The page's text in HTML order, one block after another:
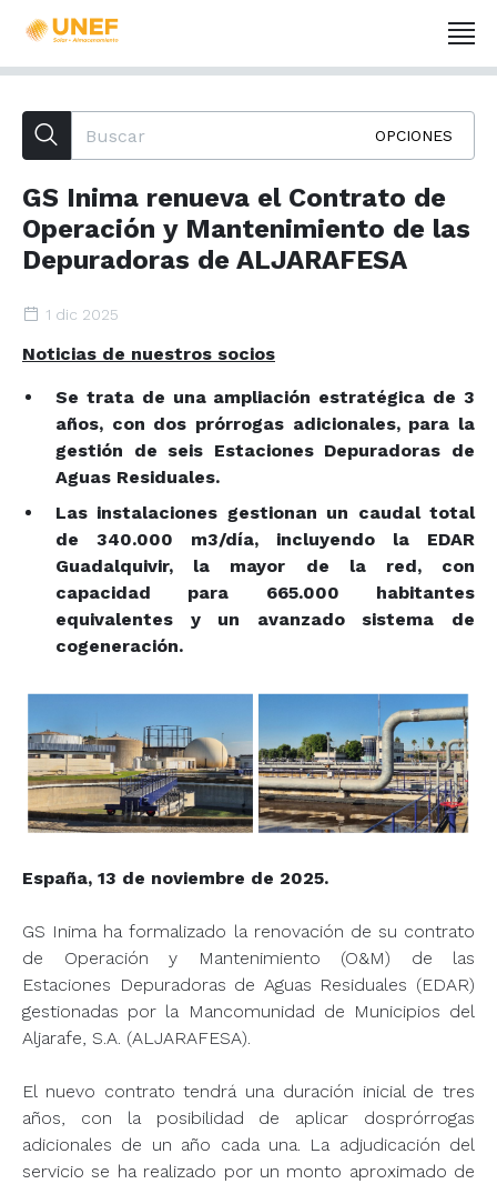
OPCIONES
GS Inima renueva el Contrato de
Operación y Mantenimiento de las
Depuradoras de ALJARAFESA
1 dic 2025
Noticias de nuestros socios
Se trata de una ampliación estratégica de 3
años, con dos prórrogas adicionales, para la
gestión de seis Estaciones Depuradoras de
Aguas Residuales.
Las instalaciones gestionan un caudal total
de 340.000 m3/día, incluyendo la EDAR
Guadalquivir, la mayor de la red, con
capacidad para 665.000 habitantes
equivalentes y un avanzado sistema de
cogeneración.
España, 13 de noviembre de 2025.
GS Inima ha formalizado la renovación de su contrato
de Operación y Mantenimiento (O&M) de las
Estaciones Depuradoras de Aguas Residuales (EDAR)
gestionadas por la Mancomunidad de Municipios del
Aljarafe, S.A. (ALJARAFESA).
El nuevo contrato tendrá una duración inicial de tres
años, con la posibilidad de aplicar dosprórrogas
adicionales de un año cada una. La adjudicación del
servicio se ha realizado por un monto aproximado de